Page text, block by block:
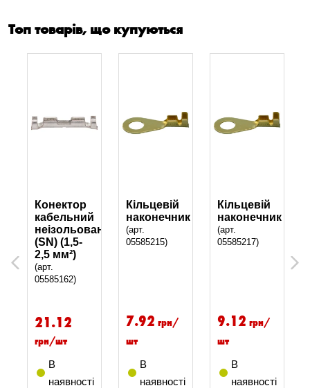
Топ товарів, що купуються
Previous
Конектор
кабельний
неізольований,
(SN) (1,5-
2,5 мм²)
(арт.
05585162)
21.12
грн/шт
В
наявності
Кільцевій
наконечник
(арт.
05585215)
7.92 грн/
шт
В
наявності
Кільцевій
наконечник
(арт.
05585217)
9.12 грн/
шт
В
наявності
Next